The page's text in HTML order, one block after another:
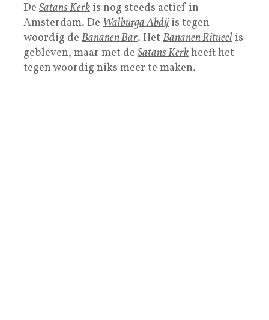
De Satans Kerk is nog steeds actief in
Amsterdam. De Walburga Abdij is tegen
woordig de Bananen Bar. Het Bananen Ritueel is
gebleven, maar met de Satans Kerkheeft het
tegen woordig niks meer te maken.